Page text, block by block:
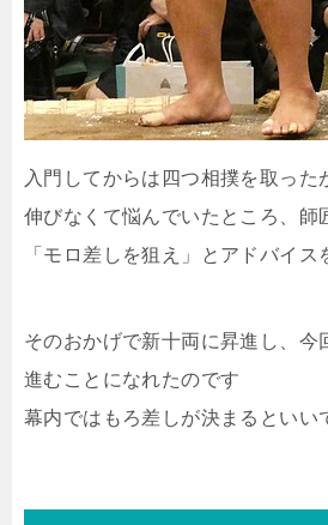
入門してからは四つ相撲を取った
伸びなくて悩んでいたところ、師
「モロ差しを狙え」とアドバイス
そのおかげで新十両に昇進し、今
進むことになれたのです
幕内ではもろ差しが決まるといい